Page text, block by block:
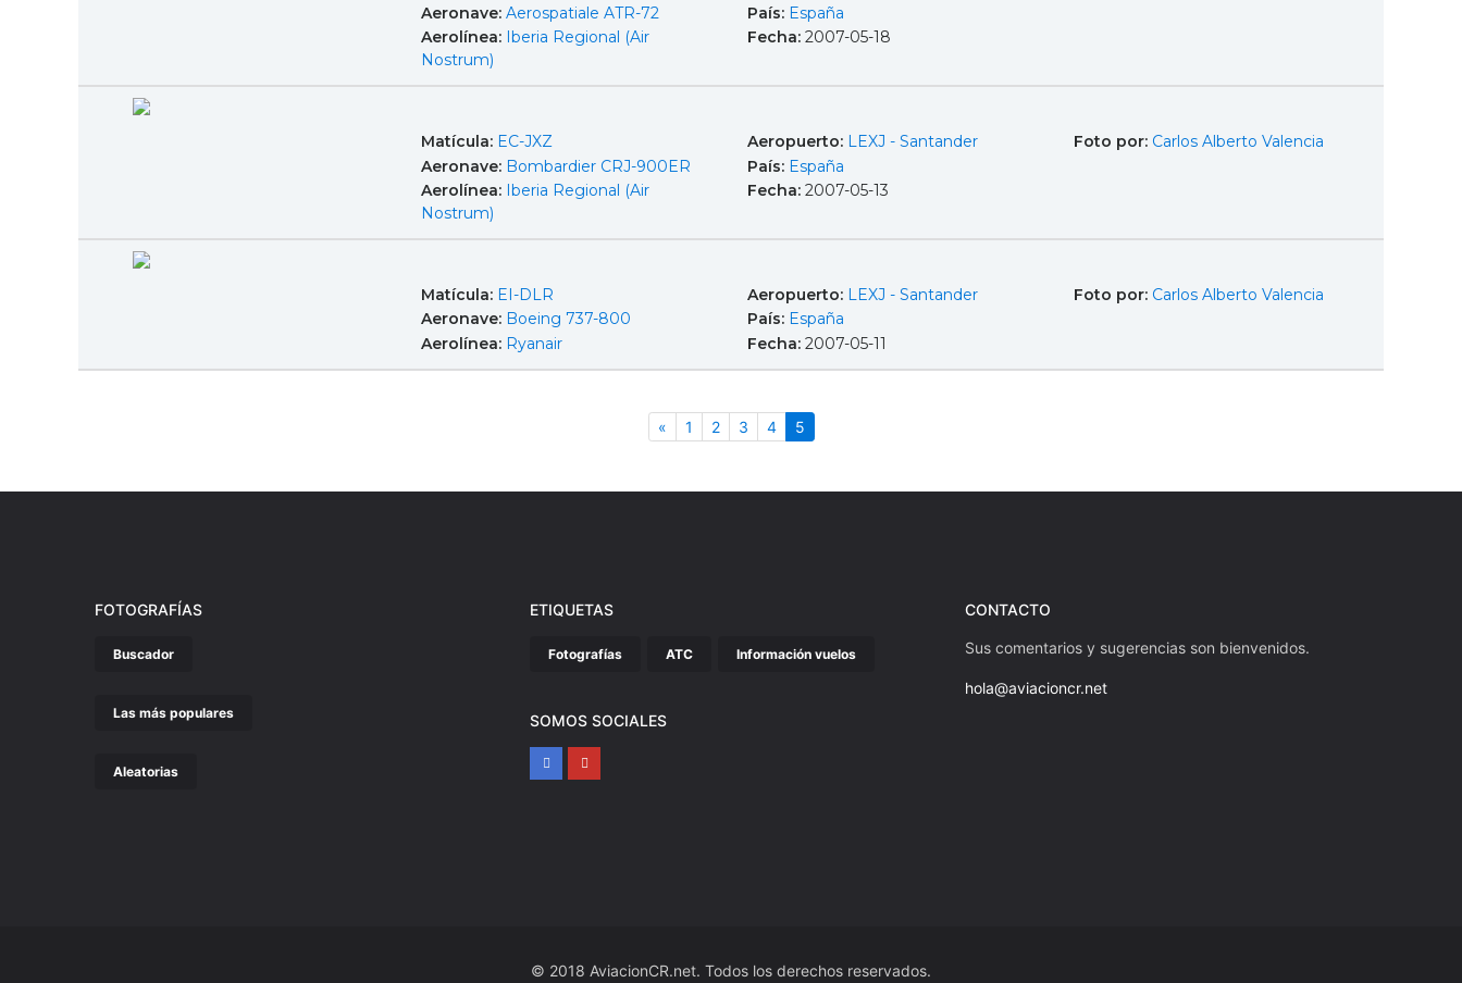
Aeronave: Aerospatiale ATR-72
Aerolínea:
Iberia Regional (Air
Nostrum)
País: España
Fecha: 2007-05-18
Matícula: EC-JXZ
Aeronave: Bombardier CRJ-900ER
Aerolínea: Iberia Regional (Air
Nostrum)
Aeropuerto: LEXJ - Santander
País: España
Fecha: 2007-05-13
Foto por: Carlos Alberto Valencia
Matícula: EI-DLR
Aeronave: Boeing 737-800
Aerolínea: Ryanair
Aeropuerto: LEXJ - Santander
País: España
Fecha: 2007-05-11
Foto por: Carlos Alberto Valencia
«Anterior
1 2 3 4 5(actual)
FOTOGRAFÍAS
Buscador
Las más populares
Aleatorias
ETIQUETAS
Fotografías ATC Información vuelos
SOMOS SOCIALES
CONTACTO
Sus comentarios y sugerencias son bienvenidos.
hola@aviacioncr.net
© 2018 AviacionCR.net. Todos los derechos reservados.